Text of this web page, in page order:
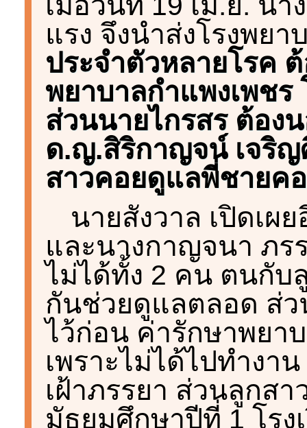
แรง จึงนำส่งโรงพย
ประจำตัวหลายโรค
พยาบาลกำแพงเพช
ส่วนนายไกรสร ต้อง
ด.ญ.สิริกาญจน์ เจริญ
สาวคอยดูแลพี่ชายค
นายสังวาล เปิดเผ
และนางกาญจนา ภร
ไม่ได้ทั้ง 2 คน ตนกับ
กันช่วยดูแลตลอด ส่
ไว้ก่อน ค่ารักษาพยา
เพราะไม่ได้ไปทำงา
เฝ้าภรรยา ส่วนลูกส
มัธยมศึกษาปีที่ 1 โรง